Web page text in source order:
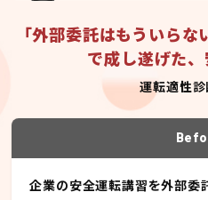
「外部委託はもういら
で成し遂げた
運転適性診
企業の安全運転講習を外部委